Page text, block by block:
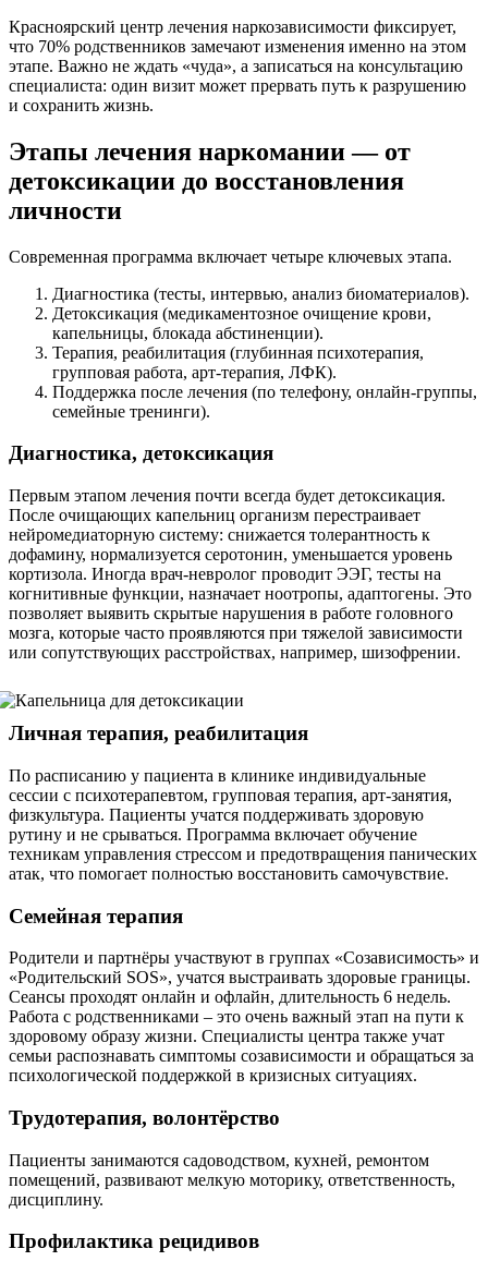
Красноярский центр лечения наркозависимости фиксирует,
что 70% родственников замечают изменения именно на этом
этапе. Важно не ждать «чуда», а записаться на консультацию
специалиста: один визит может прервать путь к разрушению
и сохранить жизнь.
Этапы лечения наркомании — от
детоксикации до восстановления
личности
Современная программа включает четыре ключевых этапа.
Диагностика (тесты, интервью, анализ биоматериалов).
Детоксикация (медикаментозное очищение крови,
капельницы, блокада абстиненции).
Терапия, реабилитация (глубинная психотерапия,
групповая работа, арт-терапия, ЛФК).
Поддержка после лечения (по телефону, онлайн-группы,
семейные тренинги).
Диагностика, детоксикация
Первым этапом лечения почти всегда будет детоксикация.
После очищающих капельниц организм перестраивает
нейромедиаторную систему: снижается толерантность к
дофамину, нормализуется серотонин, уменьшается уровень
кортизола. Иногда врач-невролог проводит ЭЭГ, тесты на
когнитивные функции, назначает ноотропы, адаптогены. Это
позволяет выявить скрытые нарушения в работе головного
мозга, которые часто проявляются при тяжелой зависимости
или сопутствующих расстройствах, например, шизофрении.
Личная терапия, реабилитация
По расписанию у пациента в клинике индивидуальные
сессии с психотерапевтом, групповая терапия, арт-занятия,
физкультура. Пациенты учатся поддерживать здоровую
рутину и не срываться. Программа включает обучение
техникам управления стрессом и предотвращения панических
атак, что помогает полностью восстановить самочувствие.
Семейная терапия
Родители и партнёры участвуют в группах «Созависимость» и
«Родительский SOS», учатся выстраивать здоровые границы.
Сеансы проходят онлайн и офлайн, длительность 6 недель.
Работа с родственниками – это очень важный этап на пути к
здоровому образу жизни. Специалисты центра также учат
семьи распознавать симптомы созависимости и обращаться за
психологической поддержкой в кризисных ситуациях.
Трудотерапия, волонтёрство
Пациенты занимаются садоводством, кухней, ремонтом
помещений, развивают мелкую моторику, ответственность,
дисциплину.
Профилактика рецидивов